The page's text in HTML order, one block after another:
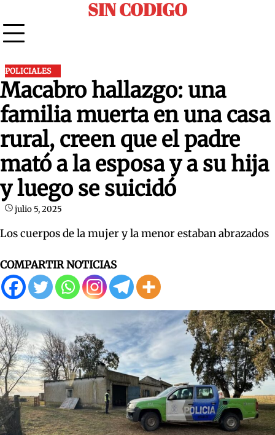
to
content
SIN CODIGO
POLICIALES
Macabro hallazgo: una
familia muerta en una casa
rural, creen que el padre
mató a la esposa y a su hija
y luego se suicidó
julio 5, 2025
Los cuerpos de la mujer y la menor estaban abrazados
COMPARTIR NOTICIAS